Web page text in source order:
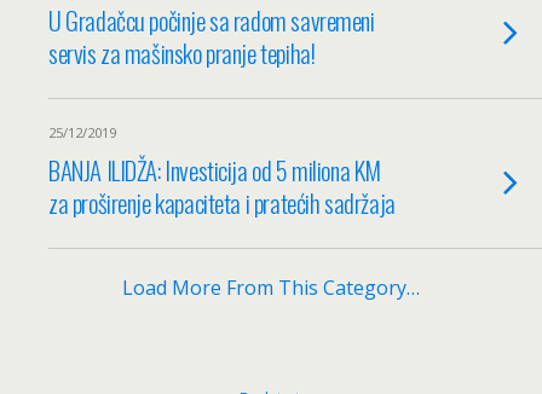
U Gradačcu počinje sa radom savremeni
servis za mašinsko pranje tepiha!
25/12/2019
BANJA ILIDŽA: Investicija od 5 miliona KM
za proširenje kapaciteta i pratećih sadržaja
Load More From This Category…